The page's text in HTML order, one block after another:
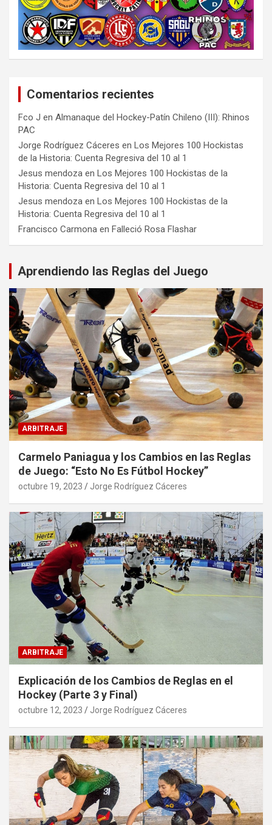
Comentarios recientes
Fco J en Almanaque del Hockey-Patín Chileno (III): Rhinos
PAC
Jorge Rodríguez Cáceres en Los Mejores 100 Hockistas
de la Historia: Cuenta Regresiva del 10 al 1
Jesus mendoza en Los Mejores 100 Hockistas de la
Historia: Cuenta Regresiva del 10 al 1
Jesus mendoza en Los Mejores 100 Hockistas de la
Historia: Cuenta Regresiva del 10 al 1
Francisco Carmona en Falleció Rosa Flashar
Aprendiendo las Reglas del Juego
ARBITRAJE
Carmelo Paniagua y los Cambios en las Reglas
de Juego: “Esto No Es Fútbol Hockey”
octubre 19, 2023 Jorge Rodríguez Cáceres
ARBITRAJE
Explicación de los Cambios de Reglas en el
Hockey (Parte 3 y Final)
octubre 12, 2023 Jorge Rodríguez Cáceres